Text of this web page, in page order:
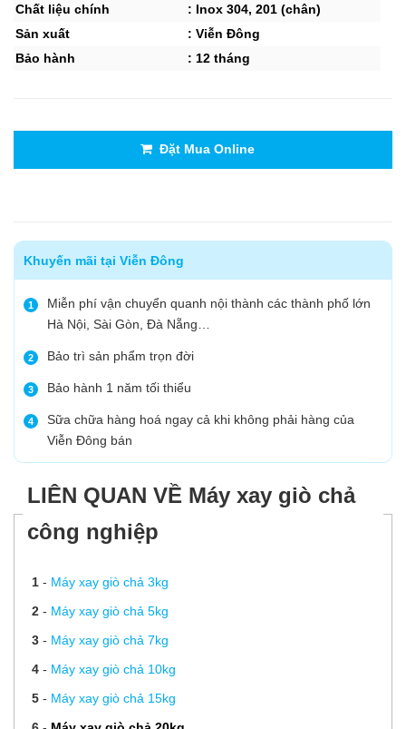
Chất liệu chính
: Inox 304, 201 (chân)
Sản xuất
: Viễn Đông
Bảo hành
: 12 tháng
Đặt Mua Online
Khuyến mãi tại Viễn Đông
1
Miễn phí vận chuyển quanh nội thành các thành phố lớn
Hà Nội, Sài Gòn, Đà Nẵng…
2 Bảo trì sản phẩm trọn đời
3 Bảo hành 1 năm tối thiểu
4
Sữa chữa hàng hoá ngay cả khi không phải hàng của
Viễn Đông bán
LIÊN QUAN VỀ Máy xay giò chả
công nghiệp
1- Máy xay giò chả 3kg
2- Máy xay giò chả 5kg
3- Máy xay giò chả 7kg
4- Máy xay giò chả 10kg
5- Máy xay giò chả 15kg